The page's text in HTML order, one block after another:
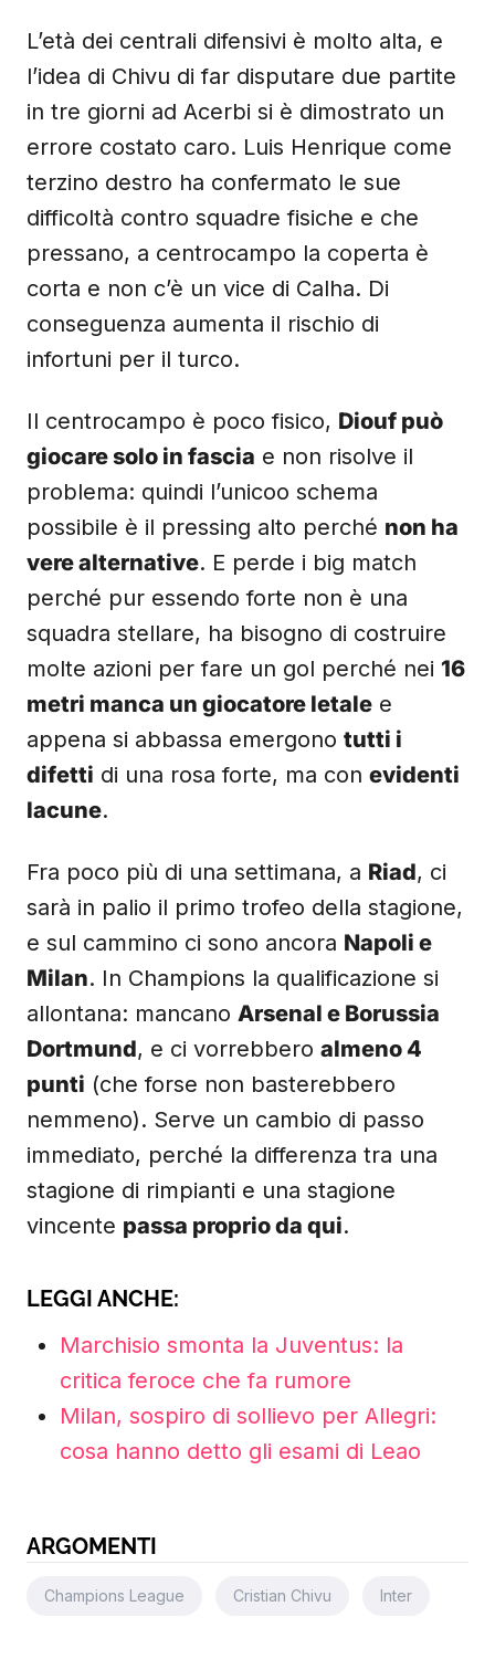
L’età dei centrali difensivi è molto alta, e
l’idea di Chivu di far disputare due partite
in tre giorni ad Acerbi si è dimostrato un
errore costato caro. Luis Henrique come
terzino destro ha confermato le sue
difficoltà contro squadre fisiche e che
pressano, a centrocampo la coperta è
corta e non c’è un vice di Calha. Di
conseguenza aumenta il rischio di
infortuni per il turco.
Il centrocampo è poco fisico, Diouf può
giocare solo in fascia e non risolve il
problema: quindi l’unicoo schema
possibile è il pressing alto perché non ha
vere alternative. E perde i big match
perché pur essendo forte non è una
squadra stellare, ha bisogno di costruire
molte azioni per fare un gol perché nei 16
metri manca un giocatore letale e
appena si abbassa emergono tutti i
difetti di una rosa forte, ma con evidenti
lacune.
Fra poco più di una settimana, a Riad, ci
sarà in palio il primo trofeo della stagione,
e sul cammino ci sono ancora Napoli e
Milan. In Champions la qualificazione si
allontana: mancano Arsenal e Borussia
Dortmund, e ci vorrebbero almeno 4
punti (che forse non basterebbero
nemmeno). Serve un cambio di passo
immediato, perché la differenza tra una
stagione di rimpianti e una stagione
vincente passa proprio da qui.
LEGGI ANCHE:
Marchisio smonta la Juventus: la
critica feroce che fa rumore
Milan, sospiro di sollievo per Allegri:
cosa hanno detto gli esami di Leao
ARGOMENTI
Champions League Cristian Chivu Inter